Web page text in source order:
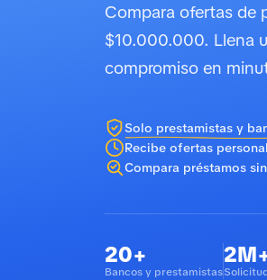
Compara ofertas de
$10.000.000. Llena
compromiso en
Solo prestamistas y
Recibe ofertas
Compara préstamos
20+
Bancos y prestamistas